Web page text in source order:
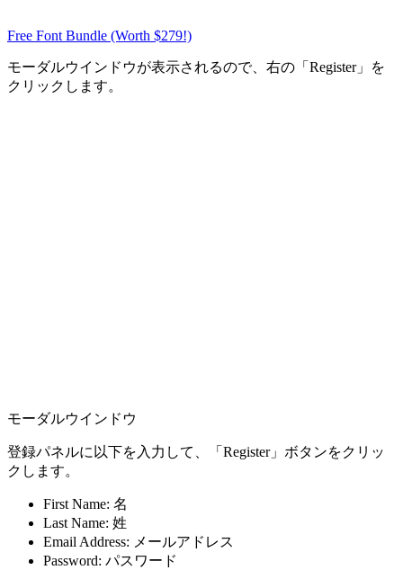
Free Font Bundle (Worth $279!)
モーダルウインドウが表示されるので、右の「Register」を
クリックします。
モーダルウインドウ
登録パネルに以下を入力して、「Register」ボタンをクリッ
クします。
First Name: 名
Last Name: 姓
Email Address: メールアドレス
Password: パスワード